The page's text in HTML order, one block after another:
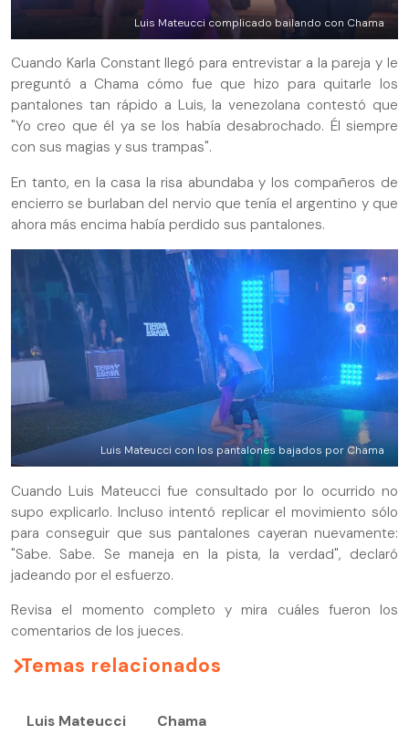
Luis Mateucci complicado bailando con Chama
Cuando Karla Constant llegó para entrevistar a la pareja y le
preguntó a Chama cómo fue que hizo para quitarle los
pantalones tan rápido a Luis, la venezolana contestó que
"Yo creo que él ya se los había desabrochado. Él siempre
con sus magias y sus trampas".
En tanto, en la casa la risa abundaba y los compañeros de
encierro se burlaban del nervio que tenía el argentino y que
ahora más encima había perdido sus pantalones.
Luis Mateucci con los pantalones bajados por Chama
Cuando Luis Mateucci fue consultado por lo ocurrido no
supo explicarlo. Incluso intentó replicar el movimiento sólo
para conseguir que sus pantalones cayeran nuevamente:
"Sabe. Sabe. Se maneja en la pista, la verdad", declaró
jadeando por el esfuerzo.
Revisa el momento completo y mira cuáles fueron los
comentarios de los jueces.
Temas relacionados
Luis Mateucci Chama